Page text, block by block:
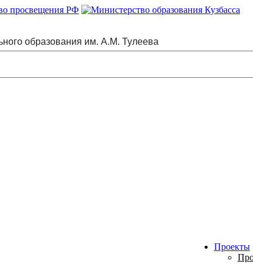
образования им. А.М. Тулеева
Проекты